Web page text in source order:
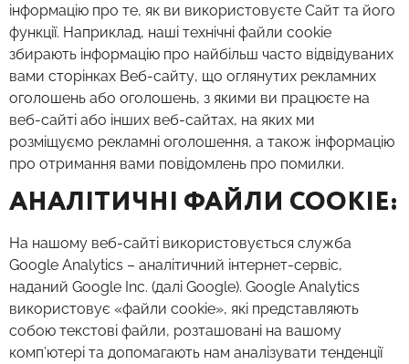
інформацію про те, як ви використовуєте Сайт та його
функції. Наприклад, наші технічні файли cookie
збирають інформацію про найбільш часто відвідуваних
вами сторінках Веб-сайту, що оглянутих рекламних
оголошень або оголошень, з якими ви працюєте на
веб-сайті або інших веб-сайтах, на яких ми
розміщуємо рекламні оголошення, а також інформацію
про отримання вами повідомлень про помилки.
АНАЛІТИЧНІ ФАЙЛИ COOKIE:
На нашому веб-сайті використовується служба
Google Analytics – аналітичний інтернет-сервіс,
наданий Google Inc. (далі Google). Google Analytics
використовує «файли cookie», які представляють
собою текстові файли, розташовані на вашому
комп’ютері та допомагають нам аналізувати тенденції